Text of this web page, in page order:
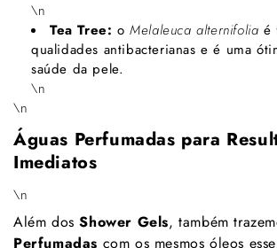
\n
Tea Tree: oMelaleuca alternifolia é
qualidades antibacterianas e é uma
saúde da pele.
\n
\n
Águas Perfumadas para
Imediatos
\n
Além dosShower Gels, também
Perfumadas com os mesmos óleos